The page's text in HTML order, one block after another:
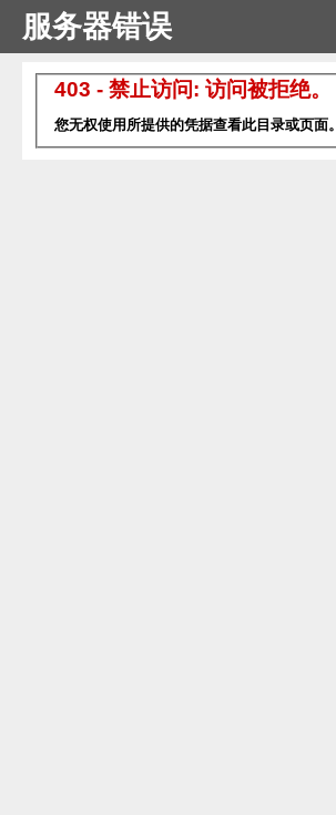
服务器错误
403 - 禁止访问: 访问被拒绝。
您无权使用所提供的凭据查看此目录或页面。